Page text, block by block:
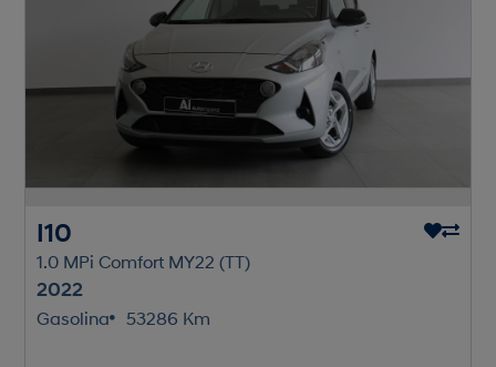
I10
1.0 MPi Comfort MY22 (TT)
2022
Gasolina 53286 Km